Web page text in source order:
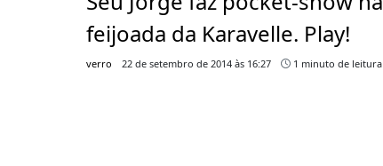
feijoada da Karavelle. Play!
verro 22 de setembro de 2014 às 16:27 1 minuto de leitura